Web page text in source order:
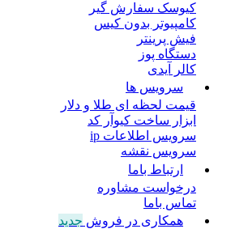
کیوسک سفارش گیر
کامپیوتر بدون کیس
فیش پرینتر
دستگاه پوز
کالر آیدی
سرویس ها
قیمت لحظه ای طلا و دلار
ابزار ساخت کیوآر کد
سرویس اطلاعات ip
سرویس نقشه
ارتباط باما
درخواست مشاوره
تماس باما
همکاری در فروش جدید